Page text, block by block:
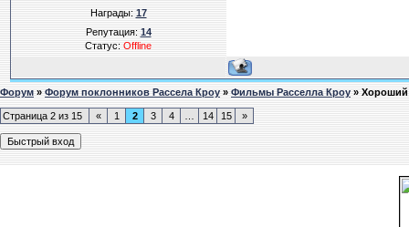
Награды:17
Репутация:14
Статус:Offline
Форум»Форум поклонников Рассела Кроу»Фильмы Расселла Кроу»Хороший
Страница 2 из 15 « 1 2 3 4 14 15 »